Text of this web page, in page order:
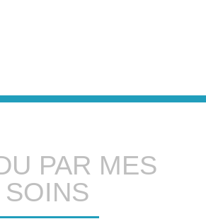
PAR MES
SOINS